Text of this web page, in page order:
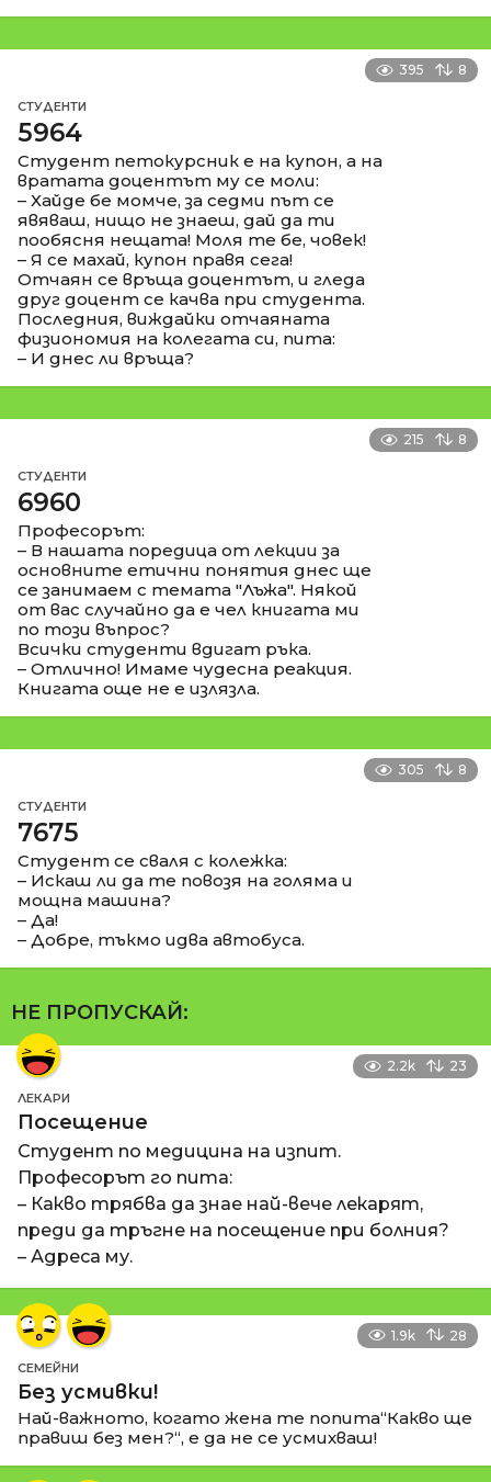
395 8
СТУДЕНТИ
5964
Студент петокурсник е на купон, а на
вратата доцентът му се моли:
– Хайде бе момче, за седми път се
явяваш, нищо не знаеш, дай да ти
пообясня нещата! Моля те бе, човек!
– Я се махай, купон правя сега!
Отчаян се връща доцентът, и гледа
друг доцент се качва при студента.
Последния, виждайки отчаяната
физиономия на колегата си, пита:
– И днес ли връща?
215 8
СТУДЕНТИ
6960
Професорът:
– В нашата поредица от лекции за
основните етични понятия днес ще
се занимаем с темата "Лъжа". Някой
от вас случайно да е чел книгата ми
по този въпрос?
Всички студенти вдигат ръка.
– Отлично! Имаме чудесна реакция.
Книгата още не е излязла.
305 8
СТУДЕНТИ
7675
Студент се сваля с колежка:
– Искаш ли да те повозя на голяма и
мощна машина?
– Да!
– Добре, тъкмо идва автобуса.
НЕ ПРОПУСКАЙ:
2.2k 23
ЛЕКАРИ
Посещение
Студент по медицина на изпит.
Професорът го пита:
– Какво трябва да знае най-вече лекарят,
преди да тръгне на посещение при болния?
– Адреса му.
1.9k 28
СЕМЕЙНИ
Без усмивки!
Най-важното, когато жена те попита“Какво ще
правиш без мен?“, е да не се усмихваш!